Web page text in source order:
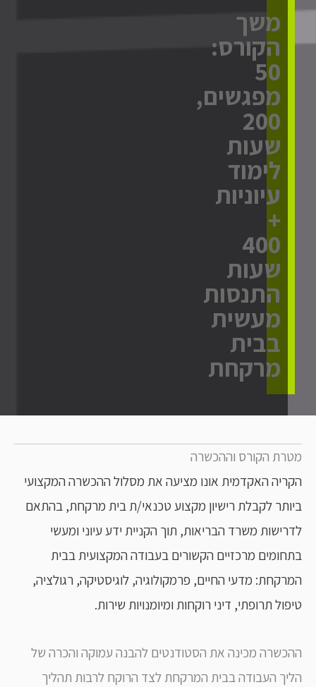
משך
הקורס:
מפגשים,
200
שעות
לימוד
עיוניות
400
שעות
התנסות
מעשית
בבית
מרקחת
הקורס וההכשרה
האקדמית אונו מציעה את מסלול ההכשרה המקצועי
לקבלת רישיון מקצוע טכנאי/ת בית מרקחת, בהתאם
משרד הבריאות, תוך הקניית ידע עיוני ומעשי
מרכזיים הקשורים בעבודה המקצועית בבית
מדעי החיים, פרמקולוגיה, לוגיסטיקה, רגולציה,
תרופתי, דיני רוקחות ומיומנויות שירות.
מכינה את הסטודנטים להבנה עמוקה והכרה של
העבודה בבית המרקחת לצד הרוקח לרבות תהליך